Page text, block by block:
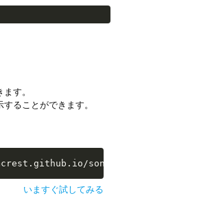
す。
ることができます。
sw-extra-stats.js"></script>
songle-widget-api-
いますぐ試してみる